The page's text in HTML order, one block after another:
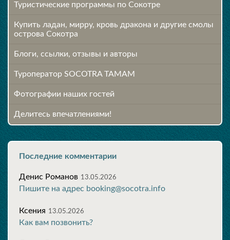
Туристические программы по Сокотре
Купить ладан, мирру, кровь дракона и другие смолы
острова Сокотра
Блоги, ссылки, отзывы и авторы
Туроператор SOCOTRA TAMAM
Фотографии наших гостей
Делитесь впечатлениями!
Последние комментарии
Денис Романов 13.05.2026
Пишите на адрес booking@socotra.info
Ксения 13.05.2026
Как вам позвонить?